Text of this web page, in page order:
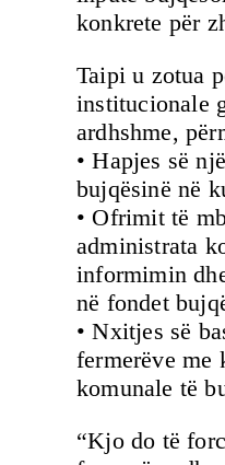
konkrete për
Taipi u zotua
institucionale
ardhshme,
• Hapjes së
bujqësinë në
• Ofrimit të
administrata
informimin
në fondet
• Nxitjes së
fermerëve me
komunale të
“Kjo do të